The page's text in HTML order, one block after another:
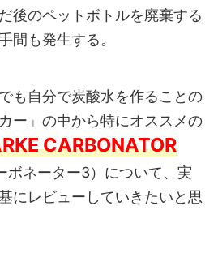
後のペットボトルを廃棄する
間も発生する。
も自分で炭酸水を作ることの
ー」の中から特にオススメの
CARBONATOR
ボネーター3）について、実
にレビューしていきたいと思